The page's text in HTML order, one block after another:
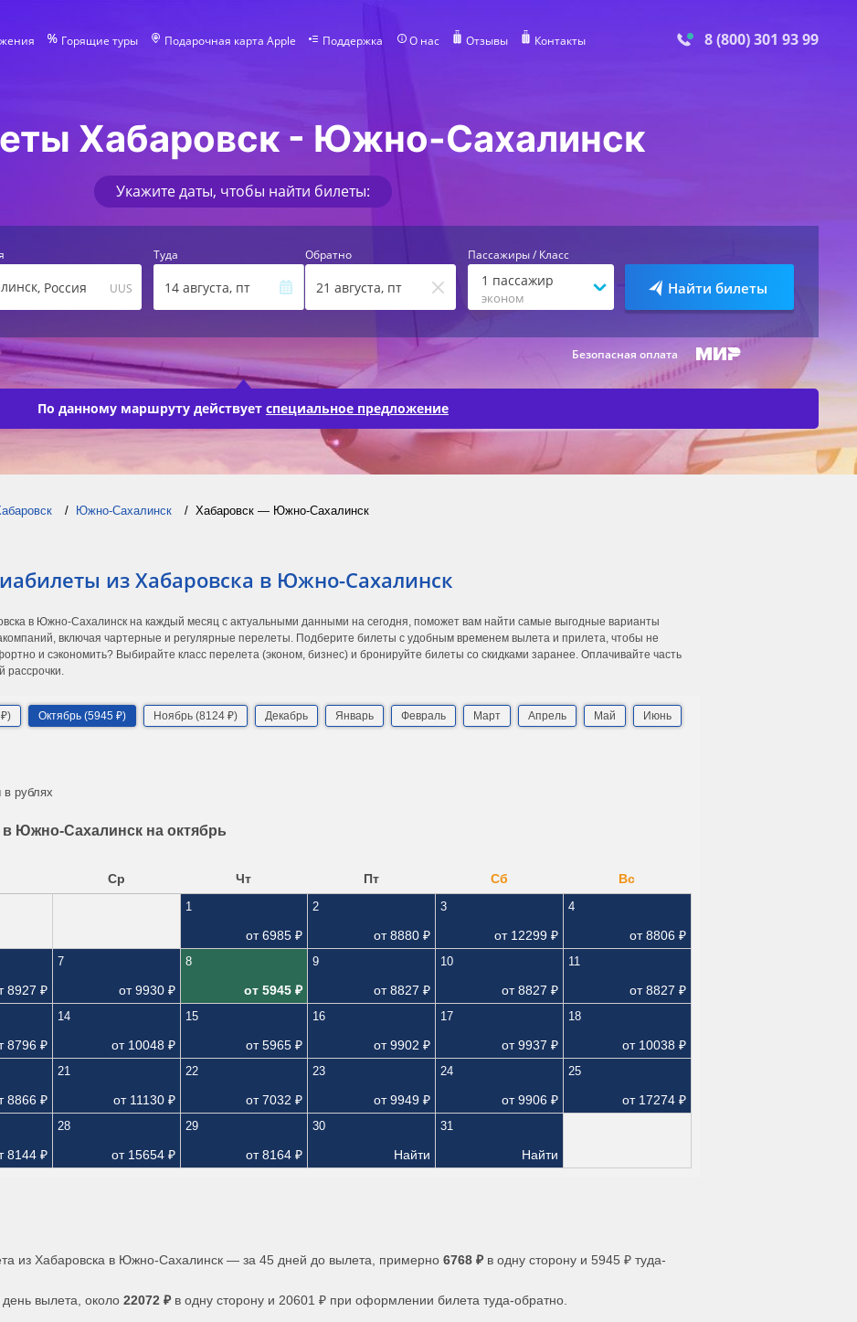
Горящие туры Подарочная карта Apple Поддержка О нас Отзывы Контакты 8 (800) 301 93 99
Хабаровск - Южно-Сахалинск
Укажите даты, чтобы найти билеты:
, Россия UUS
Туда
14 августа, пт
Обратно
21 августа, пт
Пассажиры / Класс
1 пассажир
эконом
Найти билеты
Безопасная оплата
По данному маршруту действует специальное предложение
Южно-Сахалинск Хабаровск — Южно-Сахалинск
из Хабаровска в Южно-Сахалинск
в Южно-Сахалинск на каждый месяц с актуальными данными на сегодня, поможет вам найти самые выгодные варианты
включая чартерные и регулярные перелеты. Подберите билеты с удобным временем вылета и прилета, чтобы не
и сэкономить? Выбирайте класс перелета (эконом, бизнес) и бронируйте билеты со скидками заранее. Оплачивайте часть
рассрочки.
Октябрь (5945 ₽) Ноябрь (8124 ₽) Декабрь Январь Февраль Март Апрель Май
Июнь
рублях
Южно-Сахалинск на октябрь
Ср Чт Пт Сб Вс
1
от 6985 ₽
2
от 8880 ₽
3
от 12299 ₽
4
от 8806 ₽
8927 ₽
7
от 9930 ₽
8
от 5945 ₽
9
от 8827 ₽
10
от 8827 ₽
11
от 8827 ₽
8796 ₽
14
от 10048 ₽
15
от 5965 ₽
16
от 9902 ₽
17
от 9937 ₽
18
от 10038 ₽
8866 ₽
21
от 11130 ₽
22
от 7032 ₽
23
от 9949 ₽
24
от 9906 ₽
25
от 17274 ₽
8144 ₽
28
от 15654 ₽
29
от 8164 ₽
30
Найти
31
Найти
из Хабаровска в Южно-Сахалинск — за 45 дней до вылета, примерно 6768 ₽ в одну сторону и 5945 ₽ туда-
вылета, около 22072 ₽ в одну сторону и 20601 ₽ при оформлении билета туда-обратно.